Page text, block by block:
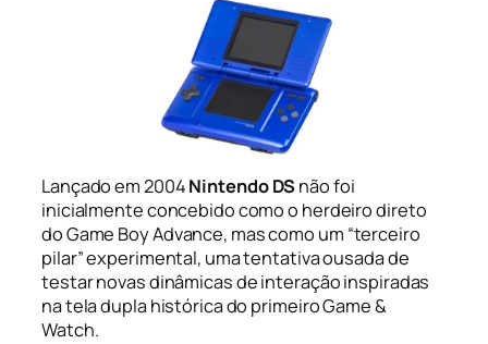
Lançado em 2004Nintendo DSnão foi
inicialmente concebido como o herdeiro direto
do Game Boy Advance, mas como um “terceiro
pilar” experimental, uma tentativa ousada de
testar novas dinâmicas de interação inspiradas
na tela dupla histórica do primeiro Game &
Watch.